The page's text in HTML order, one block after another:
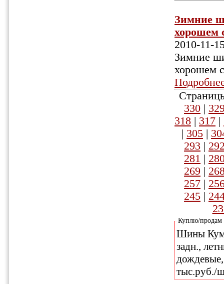
Зимние
хорошем
2010-11-
Зимние
хорошем
330 |
318 | 317 |
| 305 |
293 |
281 |
269 |
257 |
245 |
Куплю/
Шины
задн.,
тыс.руб./